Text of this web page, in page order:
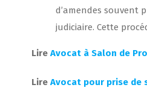
d’amendes souvent
judiciaire. Cette
Lire Avocat à Salon de
Lire Avocat pour prise de